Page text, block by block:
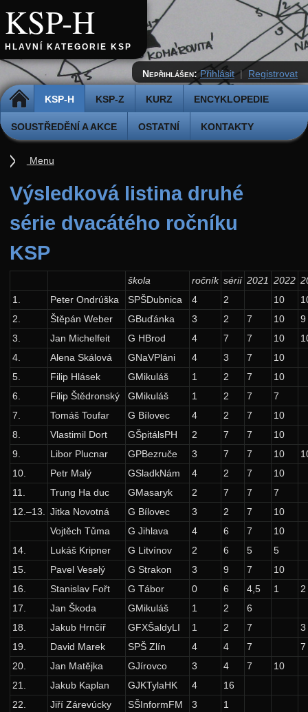
KSP-H
HLAVNÍ KATEGORIE KSP
DOMŮ KSP-H KSP-Z KURZ ENCYKLOPEDIE
SOUSTŘEDĚNÍ A AKCE OSTATNÍ KONTAKTY
Nepřihlášen: Přihlásit | Registrovat
Výsledková listina druhé
série dvacátého ročníku
KSP
škola ročník sérií 2021 2022
1.
Peter Ondrúška SPŠDubnica 4 2 10
2.
Štěpán Weber GBuďánka 3 2 7 10
9
3.
Jan Michelfeit G HBrod 4 7 7 10
4.
Alena Skálová GNaVPláni 4 3 7
10
5.
Filip Hlásek GMikuláš 1 2 7
10
6.
Filip Štědronský GMikuláš 1 2 7
7
7.
Tomáš Toufar G Bílovec 4 2 7
10
8.
Vlastimil Dort GŠpitálsPH 2 7 7
10
9.
Libor Plucnar GPBezruče 3 7 7 10
10.
Petr Malý GSladkNám 4 2 7
10
11.
Trung Ha duc GMasaryk 2 7 7
7
12.–13. Jitka Novotná G Bílovec 3 2 7
10
Vojtěch Tůma
G Jihlava 4 6 7
10
14.
Lukáš Kripner G Litvínov 2 6 5
5
15.
Pavel Veselý G Strakon 3 9 7
10
16.
Stanislav Fořt G Tábor 0 6 4,5 1
2
17.
Jan Škoda GMikuláš 1 2
6
18.
Jakub Hrnčíř GFXŠaldyLI 1 2 7
3
19.
David Marek SPŠ Zlín 4 4 7
7
20.
Jan Matějka GJírovco 3 4 7
10
21.
Jakub Kaplan GJKTylaHK 4
16
22.
Jiří Zárevúcky SŠInformFM 3
1
Menu
Pravidla
Přihláška k řešení
Odevzdávátko
Archiv starších ročníků
37. ročník: 24/25
36. ročník: 23/24
35. ročník: 22/23
34. ročník: 21/22
33. ročník: 20/21
32. ročník: 19/20
31. ročník: 18/19
30. ročník: 17/18
29. ročník: 16/17
28. ročník: 15/16
27. ročník: 14/15
26. ročník: 13/14
25. ročník: 12/13
24. ročník: 11/12
23. ročník: 10/11
22. ročník: 09/10
21. ročník: 08/09